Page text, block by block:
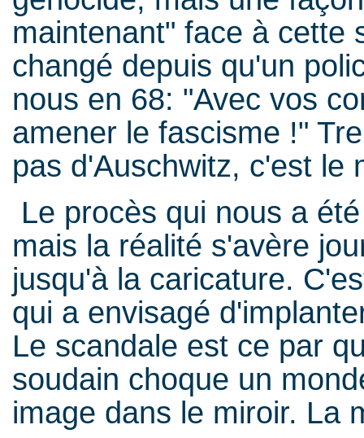
maintenant" face à cette
changé depuis qu'un
nous en 68: "Avec vos
amener le fascisme !"
pas d'Auschwitz, c'est le
Le procès qui nous a
mais la réalité s'avère
jusqu'à la caricature.
qui a envisagé
Le scandale est ce par
soudain choque un
image dans le miroir. La